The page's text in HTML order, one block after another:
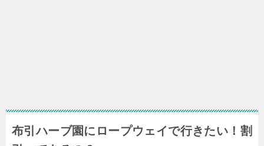
布引ハーブ園にロープウェイで行きたい！割